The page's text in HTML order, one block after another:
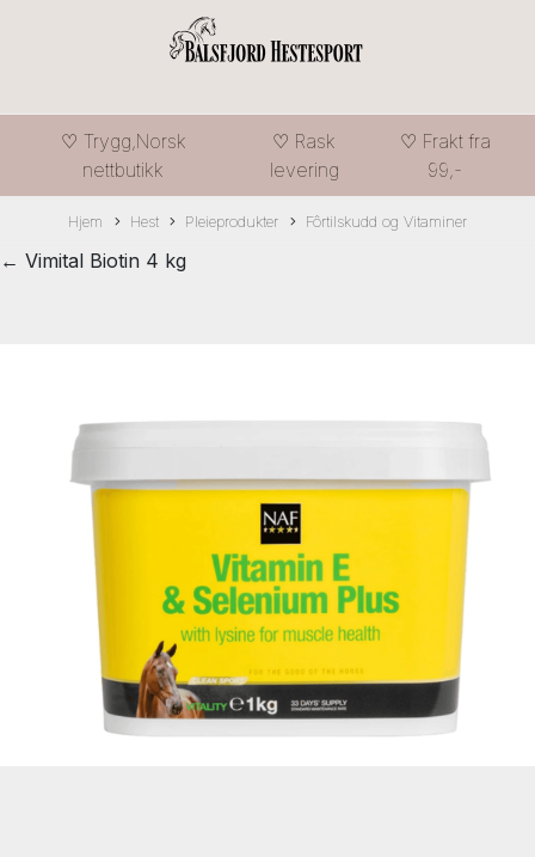
♡ Trygg,Norsk
nettbutikk
♡ Rask
levering
♡ Frakt fra
99,-
Hjem Hest Pleieprodukter Fôrtilskudd og Vitaminer
← Vimital Biotin 4 kg